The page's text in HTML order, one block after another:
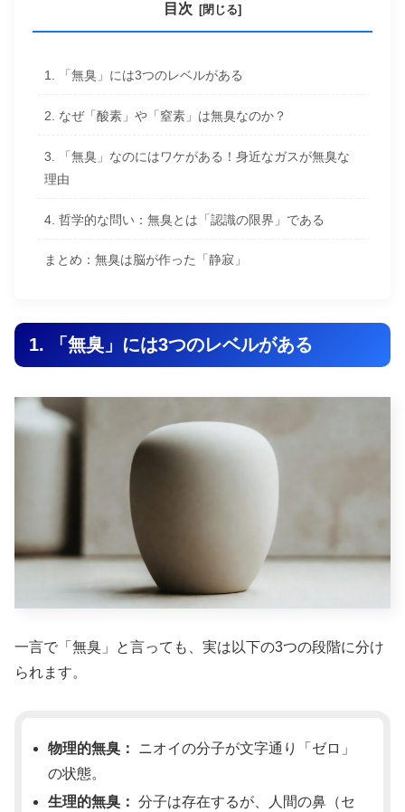
目次
1. 「無臭」には3つのレベルがある
2. なぜ「酸素」や「窒素」は無臭なのか？
3. 「無臭」なのにはワケがある！身近なガスが無臭な
理由
4. 哲学的な問い：無臭とは「認識の限界」である
まとめ：無臭は脳が作った「静寂」
1. 「無臭」には3つのレベルがある
一言で「無臭」と言っても、実は以下の3つの段階に分け
られます。
物理的無臭：
ニオイの分子が文字通り「ゼロ」
の状態。
生理的無臭： 分子は存在するが、人間の鼻（セ